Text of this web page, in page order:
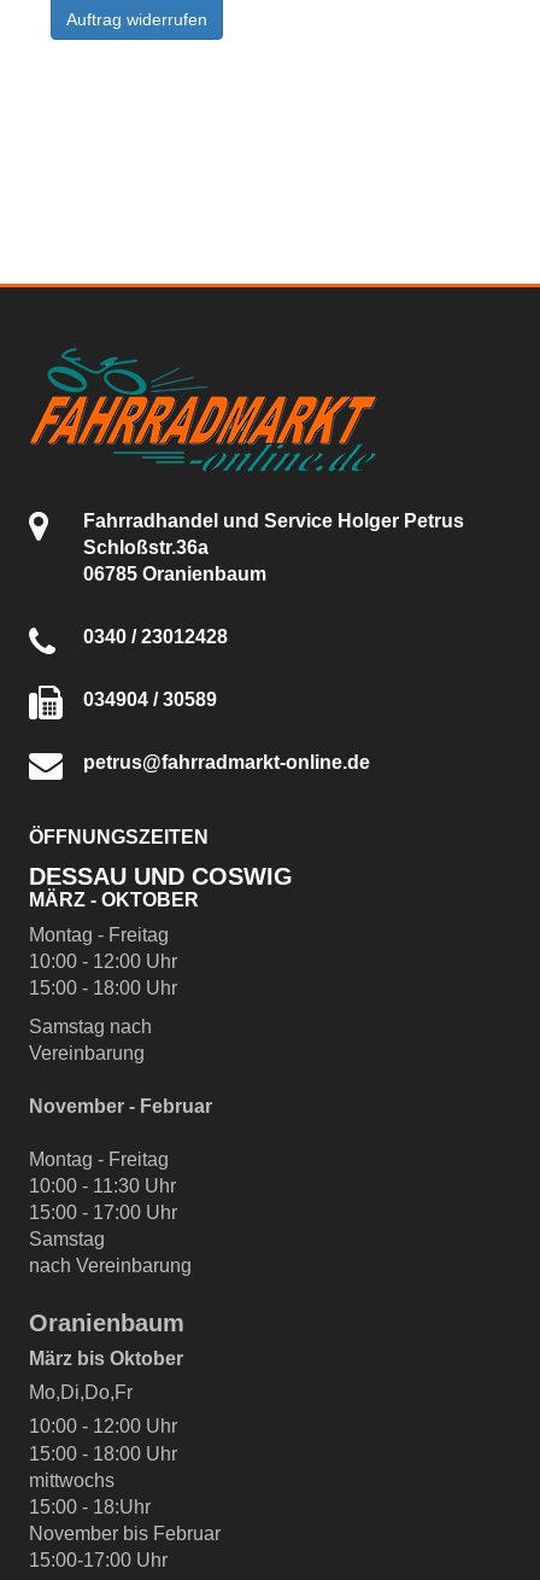
Fahrradhandel und Service Holger Petrus
Schloßstr.36a
06785 Oranienbaum
0340 / 23012428
034904 / 30589
petrus@fahrradmarkt-online.de
ÖFFNUNGSZEITEN
DESSAU UND COSWIG
MÄRZ - OKTOBER
Montag - Freitag
10:00 - 12:00 Uhr
15:00 - 18:00 Uhr
Samstag nach
Vereinbarung
November - Februar
Montag - Freitag
10:00 - 11:30 Uhr
15:00 - 17:00 Uhr
Samstag
nach Vereinbarung
Oranienbaum
März bis Oktober
Mo,Di,Do,Fr
10:00 - 12:00 Uhr
15:00 - 18:00 Uhr
mittwochs
15:00 - 18:Uhr
November bis Februar
15:00-17:00 Uhr